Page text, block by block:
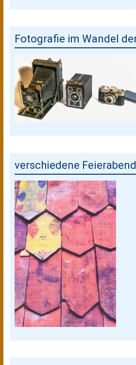
Fotografie im Wandel
verschiedene